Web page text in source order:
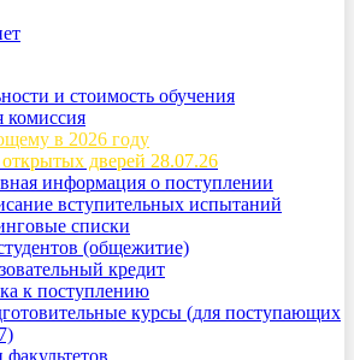
и стоимость обучения
комиссия
в 2026 году
дверей 28.07.26
информация о поступлении
вступительных испытаний
списки
(общежитие)
кредит
к поступлению
курсы (для поступающих